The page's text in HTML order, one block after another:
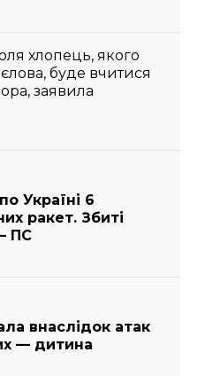
хлопець, якого
буде вчитися
заявила
Україні 6
ракет. Збиті
ПС
внаслідок атак
— дитина